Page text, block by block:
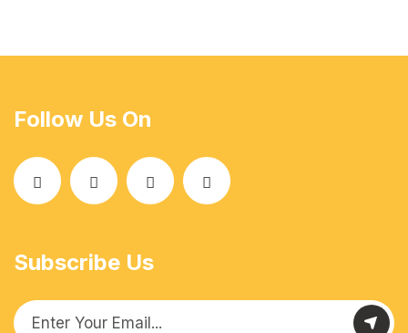
Follow Us On
Subscribe Us